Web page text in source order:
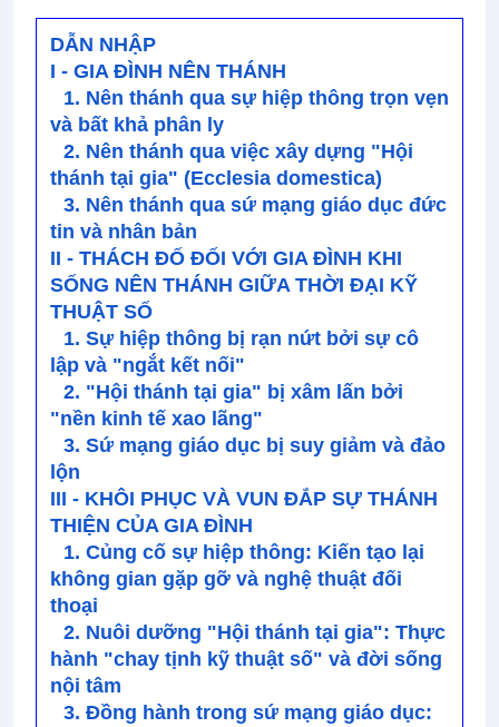
DẪN NHẬP
I - GIA ĐÌNH NÊN THÁNH
1. Nên thánh qua sự hiệp thông trọn vẹn
và bất khả phân ly
2. Nên thánh qua việc xây dựng "Hội
thánh tại gia" (Ecclesia domestica)
3. Nên thánh qua sứ mạng giáo dục đức
tin và nhân bản
II - THÁCH ĐỐ ĐỐI VỚI GIA ĐÌNH KHI
SỐNG NÊN THÁNH GIỮA THỜI ĐẠI KỸ
THUẬT SỐ
1. Sự hiệp thông bị rạn nứt bởi sự cô
lập và "ngắt kết nối"
2. "Hội thánh tại gia" bị xâm lấn bởi
"nền kinh tế xao lãng"
3. Sứ mạng giáo dục bị suy giảm và đảo
lộn
III - KHÔI PHỤC VÀ VUN ĐẮP SỰ THÁNH
THIỆN CỦA GIA ĐÌNH
1. Củng cố sự hiệp thông: Kiến tạo lại
không gian gặp gỡ và nghệ thuật đối
thoại
2. Nuôi dưỡng "Hội thánh tại gia": Thực
hành "chay tịnh kỹ thuật số" và đời sống
nội tâm
3. Đồng hành trong sứ mạng giáo dục: